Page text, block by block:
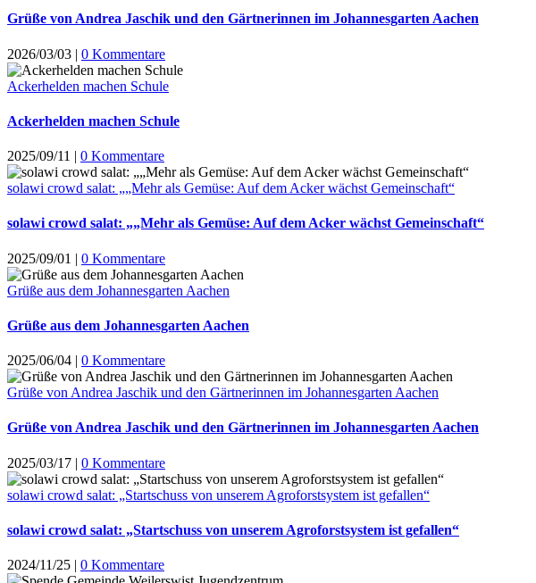
Grüße von Andrea Jaschik und den Gärtnerinnen im Johannesgarten Aachen
2026/03/03 | 0 Kommentare
Ackerhelden machen Schule
Ackerhelden machen Schule
2025/09/11 | 0 Kommentare
solawi crowd salat: „„Mehr als Gemüse: Auf dem Acker wächst Gemeinschaft“
solawi crowd salat: „„Mehr als Gemüse: Auf dem Acker wächst Gemeinschaft“
2025/09/01 | 0 Kommentare
Grüße aus dem Johannesgarten Aachen
Grüße aus dem Johannesgarten Aachen
2025/06/04 | 0 Kommentare
Grüße von Andrea Jaschik und den Gärtnerinnen im Johannesgarten Aachen
Grüße von Andrea Jaschik und den Gärtnerinnen im Johannesgarten Aachen
2025/03/17 | 0 Kommentare
solawi crowd salat: „Startschuss von unserem Agroforstsystem ist gefallen“
solawi crowd salat: „Startschuss von unserem Agroforstsystem ist gefallen“
2024/11/25 | 0 Kommentare